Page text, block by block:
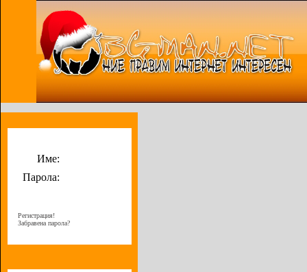
Име:
Парола:
Регистрация!
Забравена парола?